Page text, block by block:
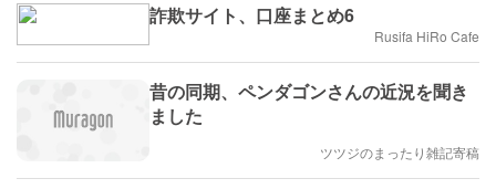
詐欺サイト、口座まとめ6
Rusifa HiRo Cafe
昔の同期、ペンダゴンさんの近況を聞き
ました
ツツジのまったり雑記寄稿